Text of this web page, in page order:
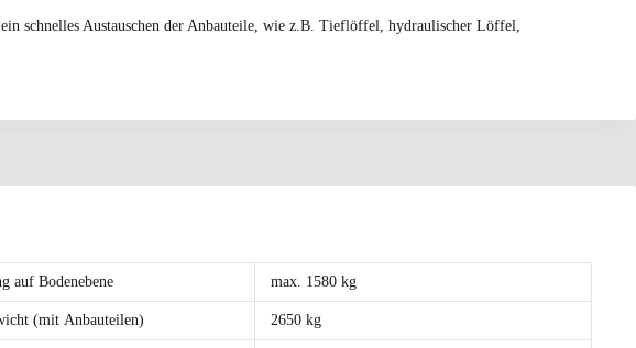
schnelles Austauschen der Anbauteile, wie z.B. Tieflöffel, hydraulischer Löffel,
auf Bodenebene max. 1580 kg
(mit Anbauteilen) 2650 kg